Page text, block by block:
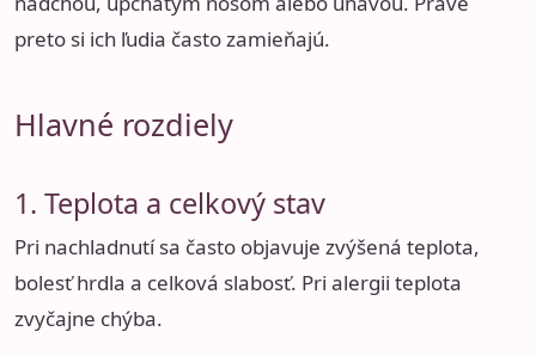
preto si ich ľudia často zamieňajú.
Hlavné rozdiely
1. Teplota a celkový stav
Pri nachladnutí sa často objavuje zvýšená teplota,
bolesť hrdla a celková slabosť. Pri alergii teplota
zvyčajne chýba.